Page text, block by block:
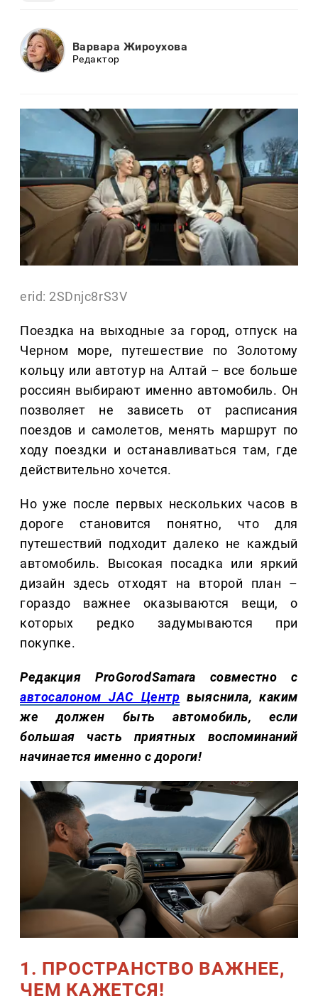
Варвара Жироухова
Редактор
erid: 2SDnjc8rS3V
Поездка на выходные за город, отпуск на
Черном море, путешествие по Золотому
кольцу или автотур на Алтай – все больше
россиян выбирают именно автомобиль. Он
позволяет не зависеть от расписания
поездов и самолетов, менять маршрут по
ходу поездки и останавливаться там, где
действительно хочется.
Но уже после первых нескольких часов в
дороге становится понятно, что для
путешествий подходит далеко не каждый
автомобиль. Высокая посадка или яркий
дизайн здесь отходят на второй план –
гораздо важнее оказываются вещи, о
которых редко задумываются при
покупке.
Редакция ProGorodSamara совместно с
автосалоном JAC Центр выяснила, каким
же должен быть автомобиль, если
большая часть приятных воспоминаний
начинается именно с дороги!
1. ПРОСТРАНСТВО ВАЖНЕЕ,
ЧЕМ КАЖЕТСЯ!